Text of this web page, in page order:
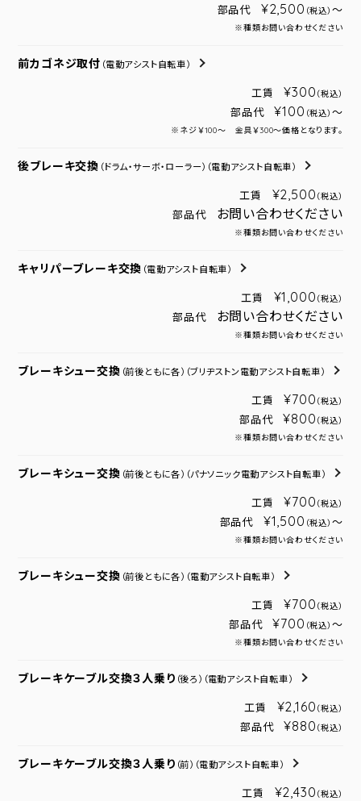
部品代 ¥2,500 （税込） ～
※種類お問い合わせください
前カゴネジ取付 （電動アシスト自転車）
工賃 ¥300 （税込）
部品代 ¥100 （税込） ～
※ネジ￥100～ 金具￥300～価格となります。
後ブレーキ交換 （ドラム・サーボ・ローラー） （電動アシスト自転車）
工賃 ¥2,500 （税込）
部品代 お問い合わせください
※種類お問い合わせください
キャリパーブレーキ交換 （電動アシスト自転車）
工賃 ¥1,000 （税込）
部品代 お問い合わせください
※種類お問い合わせください
ブレーキシュー交換 （前後ともに各） （ブリヂストン電動アシスト自転車）
工賃 ¥700 （税込）
部品代 ¥800 （税込）
※種類お問い合わせください
ブレーキシュー交換 （前後ともに各） （パナソニック電動アシスト自転車）
工賃 ¥700 （税込）
部品代 ¥1,500 （税込） ～
※種類お問い合わせください
ブレーキシュー交換 （前後ともに各） （電動アシスト自転車）
工賃 ¥700 （税込）
部品代 ¥700 （税込） ～
※種類お問い合わせください
ブレーキケーブル交換３人乗り （後ろ） （電動アシスト自転車）
工賃 ¥2,160 （税込）
部品代 ¥880 （税込）
ブレーキケーブル交換３人乗り （前） （電動アシスト自転車）
工賃 ¥2,430 （税込）